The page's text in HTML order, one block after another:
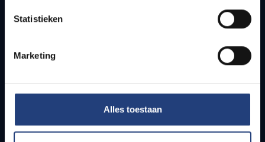
Statistieken
Marketing
Alles toestaan
Bereikbaarheid
Studenten